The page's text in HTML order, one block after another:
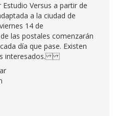
Versus a partir de
a la ciudad de
14 de
las postales comenzarán
día que pase. Existen
interesados.